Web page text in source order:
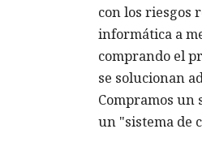
con los riesgos
informática a
comprando el
se solucionan
Compramos un
un "sistema de